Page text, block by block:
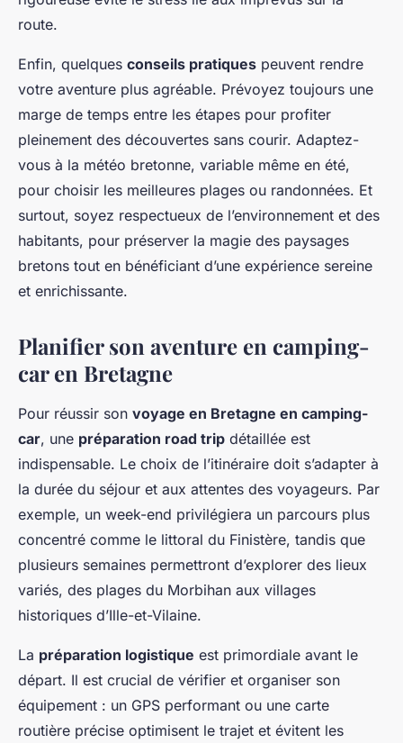
route.
Enfin, quelques conseils pratiques peuvent rendre
votre aventure plus agréable. Prévoyez toujours une
marge de temps entre les étapes pour profiter
pleinement des découvertes sans courir. Adaptez-
vous à la météo bretonne, variable même en été,
pour choisir les meilleures plages ou randonnées. Et
surtout, soyez respectueux de l’environnement et des
habitants, pour préserver la magie des paysages
bretons tout en bénéficiant d’une expérience sereine
et enrichissante.
Planifier son aventure en camping-
car en Bretagne
Pour réussir son voyage en Bretagne en camping-
car, une préparation road trip détaillée est
indispensable. Le choix de l’itinéraire doit s’adapter à
la durée du séjour et aux attentes des voyageurs. Par
exemple, un week-end privilégiera un parcours plus
concentré comme le littoral du Finistère, tandis que
plusieurs semaines permettront d’explorer des lieux
variés, des plages du Morbihan aux villages
historiques d’Ille-et-Vilaine.
La préparation logistique est primordiale avant le
départ. Il est crucial de vérifier et organiser son
équipement : un GPS performant ou une carte
routière précise optimisent le trajet et évitent les